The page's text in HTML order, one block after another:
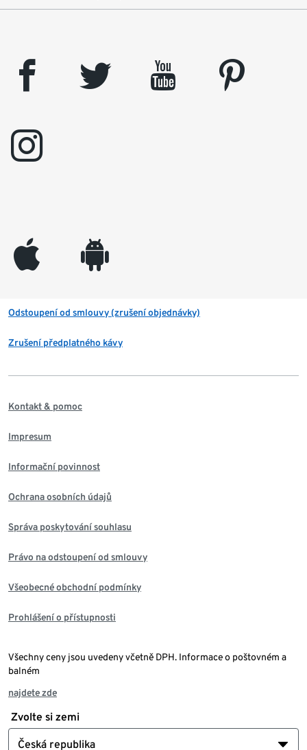
facebook twitter youtube
pinterest
instagram
appleinc android
Odstoupení od smlouvy (zrušení objednávky)
Zrušení předplatného kávy
Kontakt & pomoc
Impresum
Informační povinnost
Ochrana osobních údajů
Správa poskytování souhlasu
Právo na odstoupení od smlouvy
Všeobecné obchodní podmínky
Prohlášení o přístupnosti
Všechny ceny jsou uvedeny včetně DPH. Informace o poštovném a
balném
najdete zde
Zvolte si zemi
Česká republika